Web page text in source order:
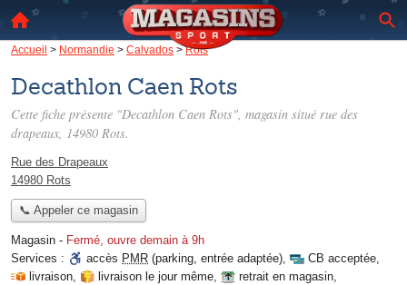
Accueil > Normandie > Calvados >Rots
Decathlon Caen Rots
Cette fiche présente "Decathlon Caen Rots", magasin situé rue des
drapeaux, 14980 Rots.
Rue des Drapeaux
14980 Rots
📞 Appeler ce magasin
Magasin - Fermé, ouvre demain à 9h
Services :
accès PMR (parking, entrée adaptée), CB acceptée,
livraison, livraison le jour même, retrait en magasin,